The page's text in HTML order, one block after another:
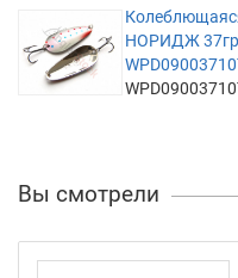
НОРИДЖ
Вы смотрели